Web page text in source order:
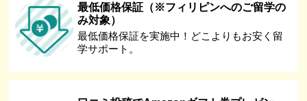
最低価格保証（※フィリピンへのご留学の
み対象）
最低価格保証を実施中！どこよりもお安く留
学サポート。